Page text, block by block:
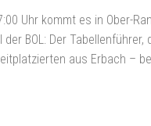
Uhr kommt es in Ober-
BOL: Der Tabellenführer,
aus Erbach –